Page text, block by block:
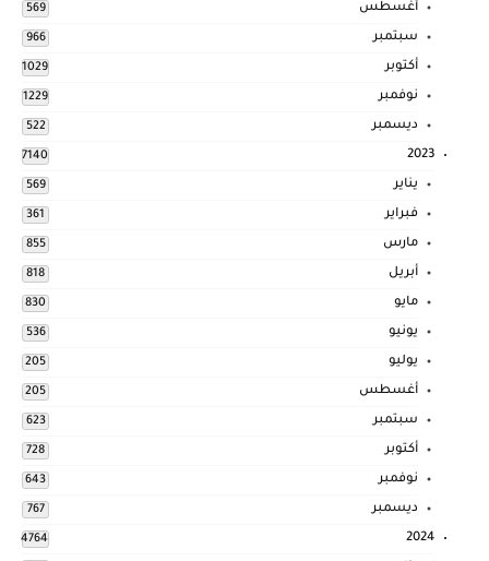
أغسطس 569
سبتمبر 966
أكتوبر 1029
نوفمبر 1229
ديسمبر 522
2023
7140
يناير 569
فبراير 361
مارس 855
أبريل 818
مايو 830
يونيو 536
يوليو 205
أغسطس 205
سبتمبر 623
أكتوبر 728
نوفمبر 643
ديسمبر 767
2024
4764